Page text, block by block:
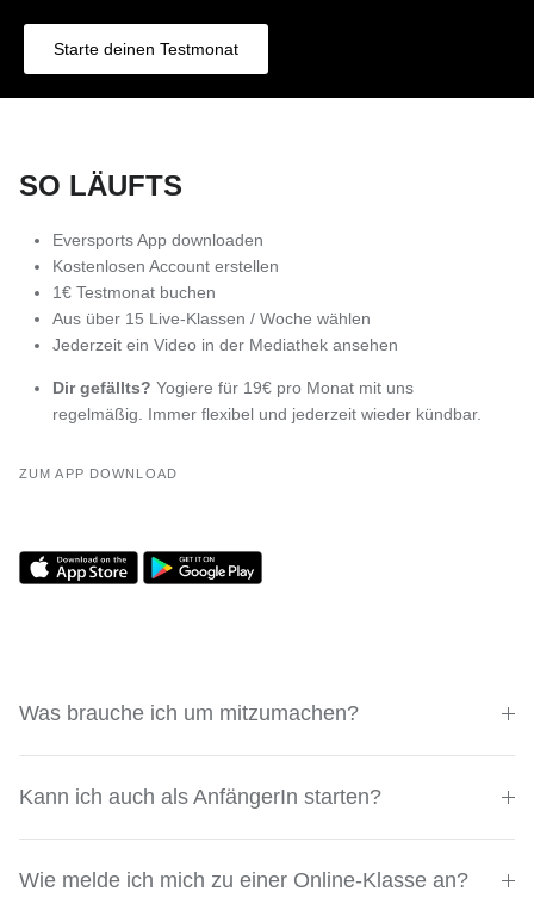
Starte deinen Testmonat
SO LÄUFTS
Eversports App downloaden
Kostenlosen Account erstellen
1€ Testmonat buchen
Aus über 15 Live-Klassen / Woche wählen
Jederzeit ein Video in der Mediathek ansehen
Dir gefällts? Yogiere für 19€ pro Monat mit uns
regelmäßig. Immer flexibel und jederzeit wieder kündbar.
ZUM APP DOWNLOAD
Was brauche ich um mitzumachen?
Kann ich auch als AnfängerIn starten?
Wie melde ich mich zu einer Online-Klasse an?